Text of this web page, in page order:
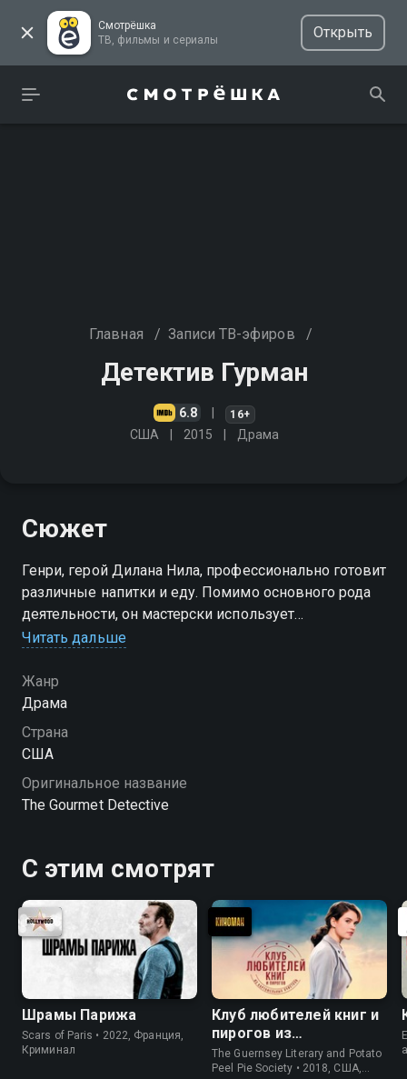
Смотрёшка
ТВ, фильмы и сериалы
Открыть
Главная / Записи ТВ-эфиров /
Детектив Гурман
6.8 16+
США 2015 Драма
Сюжет
Генри, герой Дилана Нила, профессионально готовит
различные напитки и еду. Помимо основного рода
деятельности, он мастерски использует
собственные навыки для распутывания
Читать дальше
Жанр
Драма
Страна
США
Оригинальное название
The Gourmet Detective
С этим смотрят
Шрамы Парижа
Scars of Paris • 2022, Франция,
Криминал
Клуб любителей книг и
пирогов из
картофельных
очистков
The Guernsey Literary and Potato
Peel Pie Society • 2018, США,